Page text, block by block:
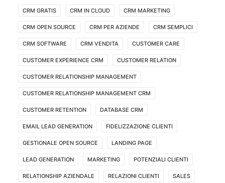
CRM GRATIS CRM IN CLOUD CRM MARKETING
CRM OPEN SOURCE CRM PER AZIENDE CRM SEMPLICI
CRM SOFTWARE CRM VENDITA CUSTOMER CARE
CUSTOMER EXPERIENCE CRM CUSTOMER RELATION
CUSTOMER RELATIONSHIP MANAGEMENT
CUSTOMER RELATIONSHIP MANAGEMENT CRM
CUSTOMER RETENTION DATABASE CRM
EMAIL LEAD GENERATION FIDELIZZAZIONE CLIENTI
GESTIONALE OPEN SOURCE LANDING PAGE
LEAD GENERATION MARKETING POTENZIALI CLIENTI
RELATIONSHIP AZIENDALE RELAZIONI CLIENTI SALES